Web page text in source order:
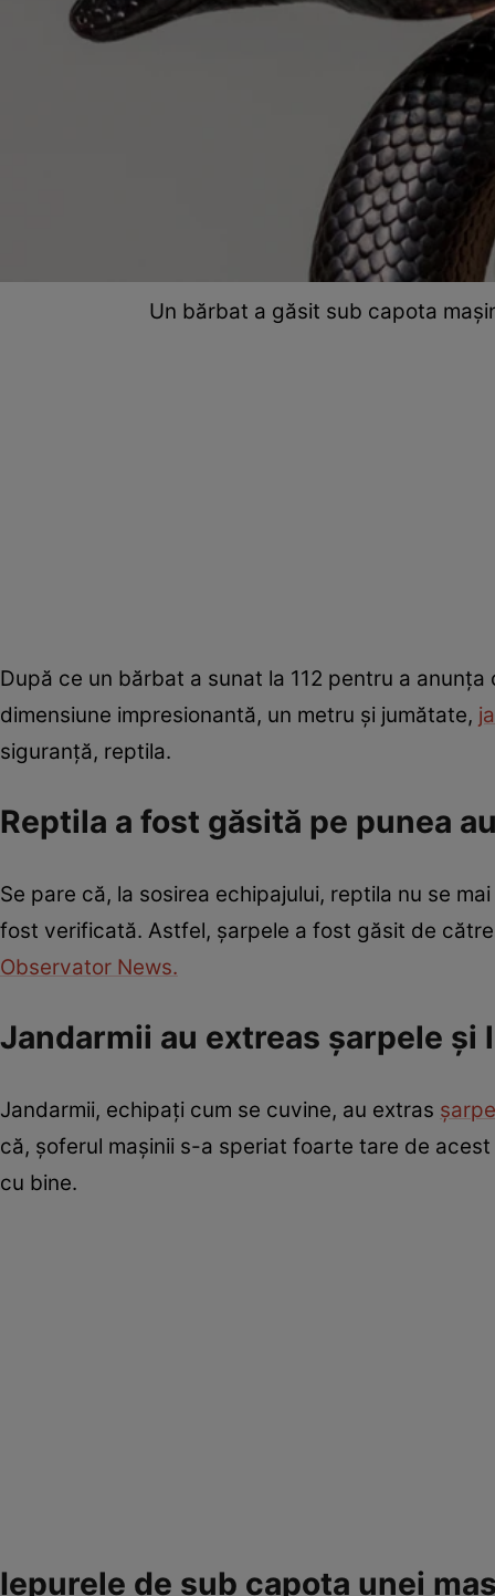
Un bărbat a găsit sub capota
După ce un bărbat a sunat la 112 pentru a
dimensiune impresionantă, un metru și jumătate,
siguranță, reptila.
Reptila a fost găsită pe punea
Se pare că, la sosirea echipajului, reptila nu se
fost verificată. Astfel, șarpele a fost găsit de
Observator News.
Jandarmii au extreas șarpele
Jandarmii, echipați cum se cuvine, au extras
că, şoferul mașinii s-a speriat foarte tare de
cu bine.
Iepurele de sub capota unei